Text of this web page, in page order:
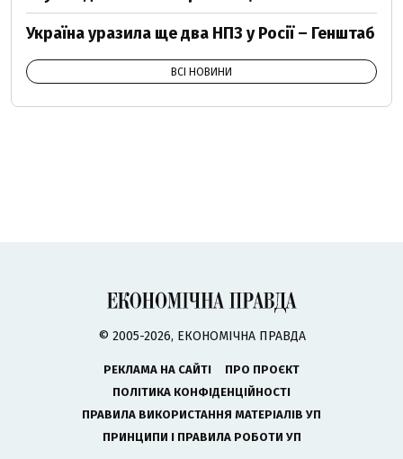
Україна уразила ще два НПЗ у Росії – Генштаб
ВСІ НОВИНИ
© 2005-2026, ЕКОНОМІЧНА ПРАВДА
РЕКЛАМА НА САЙТІ
ПРО ПРОЄКТ
ПОЛІТИКА КОНФІДЕНЦІЙНОСТІ
ПРАВИЛА ВИКОРИСТАННЯ МАТЕРІАЛІВ УП
ПРИНЦИПИ І ПРАВИЛА РОБОТИ УП